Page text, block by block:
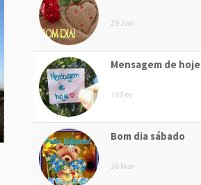
29 Jan
Mensagem de hoje
19 Fev
Bom dia sábado
26 Mar